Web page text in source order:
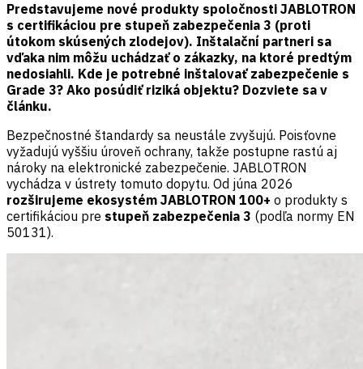
Predstavujeme nové produkty spoločnosti JABLOTRON
s certifikáciou pre stupeň zabezpečenia 3 (proti
útokom skúsených zlodejov). Inštalační partneri sa
vďaka nim môžu uchádzať o zákazky, na ktoré predtým
nedosiahli. Kde je potrebné inštalovať zabezpečenie s
Grade 3? Ako posúdiť riziká objektu? Dozviete sa v
článku.
Bezpečnostné štandardy sa neustále zvyšujú. Poisťovne
vyžadujú vyššiu úroveň ochrany, takže postupne rastú aj
nároky na elektronické zabezpečenie. JABLOTRON
vychádza v ústrety tomuto dopytu. Od júna 2026
rozširujeme ekosystém JABLOTRON 100+ o produkty s
certifikáciou pre stupeň zabezpečenia 3 (podľa normy EN
50131).